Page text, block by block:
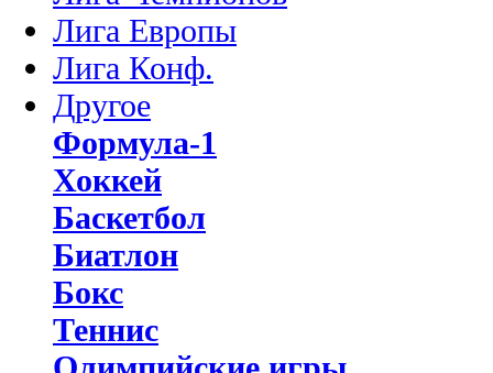
Лига Европы
Лига Конф.
Другое
Формула-1
Хоккей
Баскетбол
Биатлон
Бокс
Теннис